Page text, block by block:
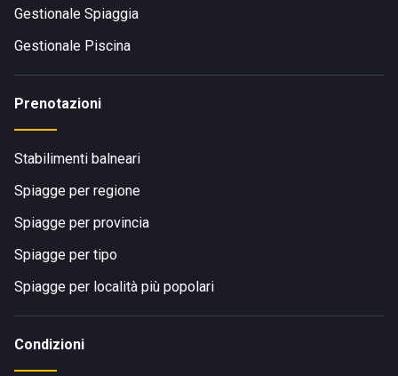
Gestionale Spiaggia
Gestionale Piscina
Prenotazioni
Stabilimenti balneari
Spiagge per regione
Spiagge per provincia
Spiagge per tipo
Spiagge per località più popolari
Condizioni